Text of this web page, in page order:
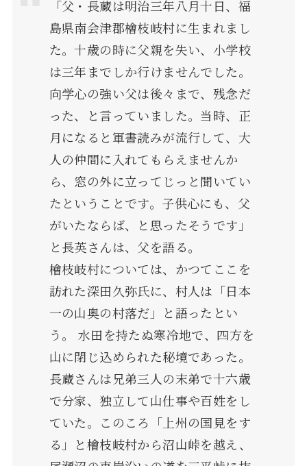
「父・長蔵は明治三年八月十日、福
島県南会津郡檜枝岐村に生まれまし
た。十歳の時に父親を失い、小学校
は三年までしか行けませんでした。
向学心の強い父は後々まで、残念だ
った、と言っていました。当時、正
月になると軍書読みが流行して、大
人の仲間に入れてもらえませんか
ら、窓の外に立ってじっと聞いてい
たということです。子供心にも、父
がいたならば、と思ったそうです」
と長英さんは、父を語る。
檜枝岐村については、かつてここを
訪れた深田久弥氏に、村人は「日本
一の山奥の村落だ」と語ったとい
う。 水田を持たぬ寒冷地で、四方を
山に閉じ込められた秘境であった。
長蔵さんは兄弟三人の末弟で十六歳
で分家、独立して山仕事や百姓をし
ていた。このころ「上州の国見をす
る」と檜枝岐村から沼山峠を越え、